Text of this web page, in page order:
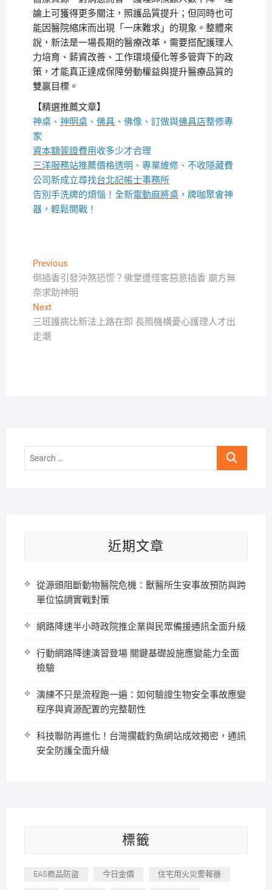
論上可獲得更多關注，照護品質提升；但同時也可
能因醫院縮床而出現「一床難求」的現象。整體來
說，新法是一場長期的醫療改革，需要搭配護理人
力培育、薪資改善、工作環境優化等多管齊下的政
策，才能真正達成保障勞動權益與提升醫療品質的
雙贏目標。
【精選推薦文章】
神桌、 神明桌、 佛具、佛像、訂做與佛具店整修專
家
資本額簽證費用收多少才合理
三洋服務站推薦價格透明、專業維修、不收隱藏費
公司新成立尋找台北記帳士事務所
告別手洗牌的煩惱！全新電動麻將桌，牌咖聚會神
器，輕鬆開戰！
文
章
導
覽
PreviousPrevious
post:
倒插香引發沖煞恐慌？佛堂遭怪客惡意插香 廟方無
奈求助神明
NextNext
post:
三班護病比新法上路在即 長照機構憂心護理人才出
走潮
Search
近期文章
從源頭阻斷動物醫院危機：獸醫所生安事故預防與跨
單位協調實戰對策
網路降速半小時政院推企業與民眾備援通訊全面升級
行動網路降速演習登場 關鍵基礎設施應變能力全面
檢驗
演練不只是流程跑一遍：如何驗證生物安全事故應變
程序與資源配置的完整韌性
科技聯防再進化！台灣攔截釣魚網站成效揭密，通訊
安全防護全面升級
標籤
EAS商品防盜 今日金價 住宅用火災警報器